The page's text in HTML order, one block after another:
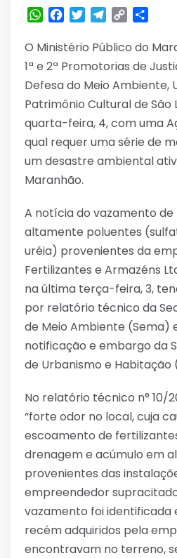
WhatsApp
Facebook
TwitterTelegram
Copy
O Ministério Público do
1ª e 2ª Promotorias de
Defesa do Meio Ambiente,
Patrimônio Cultural de São
quarta-feira, 4, com uma
qual requer uma série de
um desastre ambiental
Maranhão.
A notícia do vazamento
altamente poluentes
uréia) provenientes da
Fertilizantes e Armazéns
na última terça-feira, 3,
por relatório técnico da
de Meio Ambiente (Sema)
notificação e embargo da
de Urbanismo e Habitação
No relatório técnico n° 10/
“forte odor no local, cuja
escoamento de
drenagem e acúmulo em
provenientes das
empreendedor
vazamento foi identificada
recém adquiridos pela
encontravam no terreno,